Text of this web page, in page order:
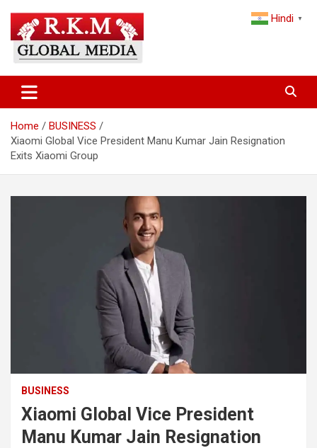
content
Latest Hindi News & Breaking
News – RKM Global Media
and the World
Home
BUSINESS
Xiaomi Global Vice President Manu Kumar Jain Resignation
Exits Xiaomi Group
BUSINESS
Xiaomi Global Vice President
Manu Kumar Jain Resignation
Hindi ▼